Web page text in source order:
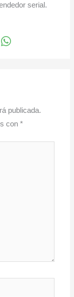
serial.
publicada.
con*